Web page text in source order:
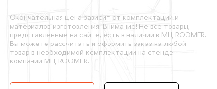
Окончательная цена зависит от комплектации и
материалов изготовления. Внимание! Не все товары,
представленные на сайте, есть в наличии в МЦ ROOMER.
Вы можете рассчитать и оформить заказ на любой
товар в необходимой комплектации на стенде
компании МЦ ROOMER.